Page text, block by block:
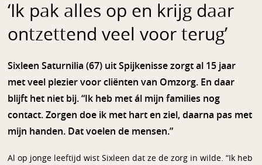
‘Ik pak alles op en krijg daar
ontzettend veel voor terug’
Sixleen Saturnilia (67) uit Spijkenisse zorgt al 15 jaar
met veel plezier voor cliënten van Omzorg. En daar
blijft het niet bij. “Ik heb met ál mijn families nog
contact. Zorgen doe ik met hart en ziel, daarna pas met
mijn handen. Dat voelen de mensen.”
Al op jonge leeftijd wist Sixleen dat ze de zorg in wilde. “Ik heb